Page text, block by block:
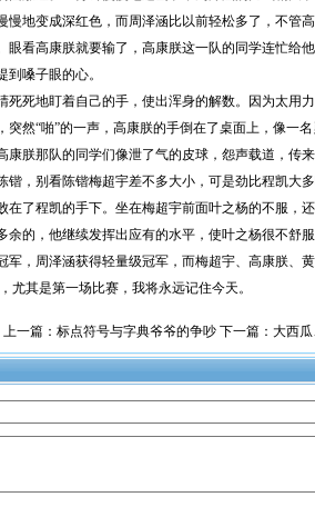
慢地变成深红色，而周泽涵比以前轻松多了，不管
眼看高康朕就要输了，高康朕这一队的同学连忙给
嗓子眼的心。
死死地盯着自己的手，使出浑身的解数。因为太用
突然“啪”的一声，高康朕的手倒在了桌面上，像一
康朕那队的同学们像泄了气的皮球，怨声载道，传
锴，别看陈锴梅超宇差不多大小，可是劲比程凯大
在了程凯的手下。坐在梅超宇前面叶之杨的不服，
余的，他继续发挥出应有的水平，使叶之杨很不舒
军，周泽涵获得轻量级冠军，而梅超宇、高康朕、
是第一场比赛，我将永远记住今天。
上一篇： 标点符号与字典爷爷的争吵下一篇： 大西瓜